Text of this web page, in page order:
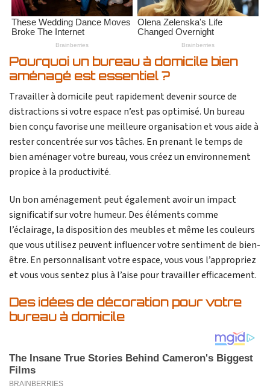
Pourquoi un bureau à domicile bien
aménagé est essentiel ?
Travailler à domicile peut rapidement devenir source de
distractions si votre espace n’est pas optimisé. Un bureau
bien conçu favorise une meilleure organisation et vous aide à
rester concentrée sur vos tâches. En prenant le temps de
bien aménager votre bureau, vous créez un environnement
propice à la productivité.
Un bon aménagement peut également avoir un impact
significatif sur votre humeur. Des éléments comme
l’éclairage, la disposition des meubles et même les couleurs
que vous utilisez peuvent influencer votre sentiment de bien-
être. En personnalisant votre espace, vous vous l’appropriez
et vous vous sentez plus à l’aise pour travailler efficacement.
Des idées de décoration pour votre
bureau à domicile